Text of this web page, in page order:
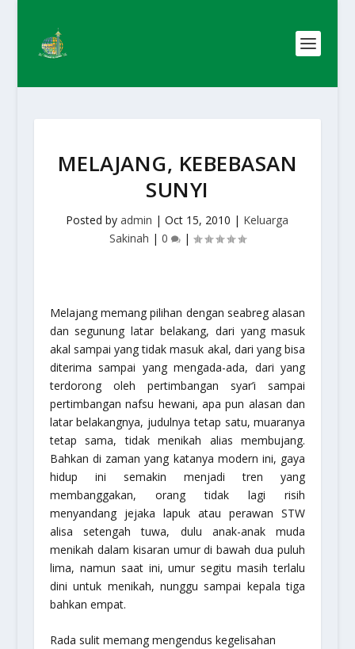
MELAJANG, KEBEBASAN
SUNYI
Posted byadmin |Oct 15, 2010 | Keluarga
Sakinah | 0 |
Melajang memang pilihan dengan seabreg alasan
dan segunung latar belakang, dari yang masuk
akal sampai yang tidak masuk akal, dari yang bisa
diterima sampai yang mengada-ada, dari yang
terdorong oleh pertimbangan syar’i sampai
pertimbangan nafsu hewani, apa pun alasan dan
latar belakangnya, judulnya tetap satu, muaranya
tetap sama, tidak menikah alias membujang.
Bahkan di zaman yang katanya modern ini, gaya
hidup ini semakin menjadi tren yang
membanggakan, orang tidak lagi risih
menyandang jejaka lapuk atau perawan STW
alisa setengah tuwa, dulu anak-anak muda
menikah dalam kisaran umur di bawah dua puluh
lima, namun saat ini, umur segitu masih terlalu
dini untuk menikah, nunggu sampai kepala tiga
bahkan empat.
Rada sulit memang mengendus kegelisahan